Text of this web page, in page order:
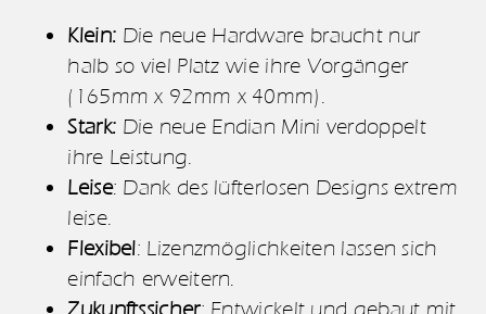
Klein: Die neue Hardware braucht nur
halb so viel Platz wie ihre Vorgänger
(165mm x 92mm x 40mm).
Stark: Die neue Endian Mini verdoppelt
ihre Leistung.
Leise: Dank des lüfterlosen Designs extrem
leise.
Flexibel: Lizenzmöglichkeiten lassen sich
einfach erweitern.